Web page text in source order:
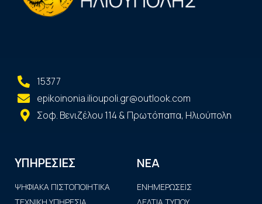
15377
epikoinonia.ilioupoli.gr@outlook.com
Σοφ. Βενιζέλου 114 & Πρωτόπαπα, Ηλιούπολη
ΥΠΗΡΕΣΙΕΣ
ΨΗΦΙΑΚΑ ΠΙΣΤΟΠΟΙΗΤΙΚΑ
ΝΕΑ
ΕΝΗΜΕΡΩΣΕΙΣ